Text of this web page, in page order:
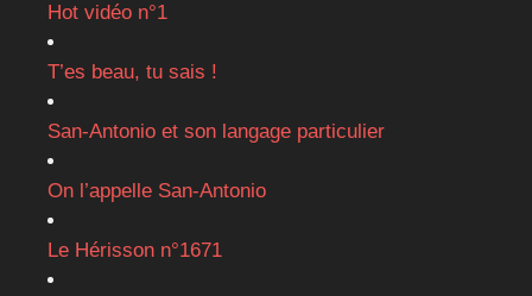
Hot vidéo n°1
T’es beau, tu sais !
San-Antonio et son langage particulier
On l’appelle San-Antonio
Le Hérisson n°1671